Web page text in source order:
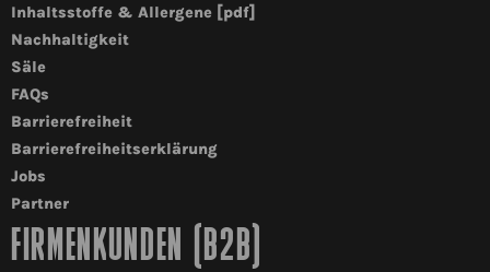
Inhaltsstoffe & Allergene [pdf]
Nachhaltigkeit
Säle
FAQs
Barrierefreiheit
Barrierefreiheitserklärung
Jobs
Partner
FIRMENKUNDEN (B2B)